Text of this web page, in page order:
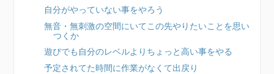
自分がやっていない事をやろう
無音・無刺激の空間にいてこの先やりたいことを思い
つくか
遊びでも自分のレベルよりちょっと高い事をやる
予定されてた時間に作業がなくて出戻り